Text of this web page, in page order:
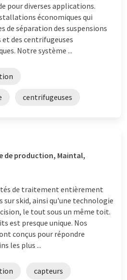
pour diverses applications.
économiques qui
de séparation des suspensions
des centrifugeuses
Notre système ...
centrifugeuses
de production, Maintal,
de traitement entièrement
skid, ainsi qu'une technologie
le tout sous un même toit.
est presque unique. Nos
conçus pour répondre
les plus ...
capteurs